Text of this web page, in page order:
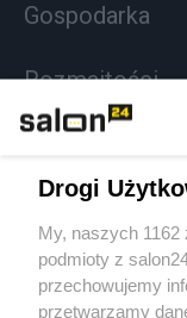
Gospodarka
Rozmaitości
Sport
Społeczeństwo
Drogi
My, naszych 1162
podmioty z
przechowujemy
przetwarzamy